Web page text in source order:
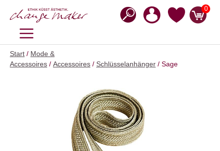
Inhalt
0
MENÜ
Start / Mode &
Accessoires / Accessoires / Schlüsselanhänger / Sage